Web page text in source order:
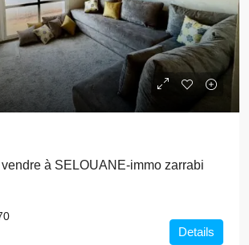
à SELOUANE-immo zarrabi
Details